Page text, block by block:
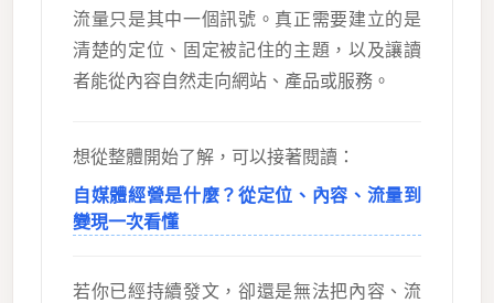
流量只是其中一個訊號。真正需要建立的是
清楚的定位、固定被記住的主題，以及讓讀
者能從內容自然走向網站、產品或服務。
想從整體開始了解，可以接著閱讀：
自媒體經營是什麼？從定位、內容、流量到
變現一次看懂
若你已經持續發文，卻還是無法把內容、流